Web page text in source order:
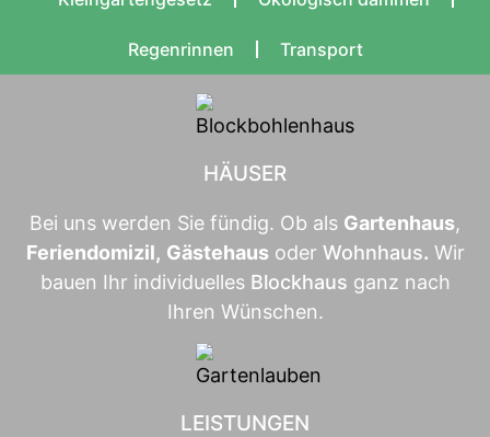
Regenrinnen Transport
HÄUSER
Bei uns werden Sie fündig. Ob als Gartenhaus,
Feriendomizil, Gästehausoder Wohnhaus. Wir
bauen Ihr individuelles Blockhaus ganz nach
Ihren Wünschen.
LEISTUNGEN